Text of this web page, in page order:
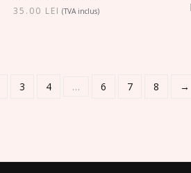
35.00 LEI (TVA inclus)
3 4 … 6 7 8 →